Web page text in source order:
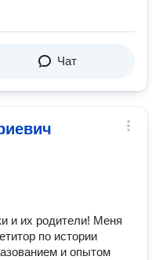
Чат
и их родители! Меня
по истории
и опытом